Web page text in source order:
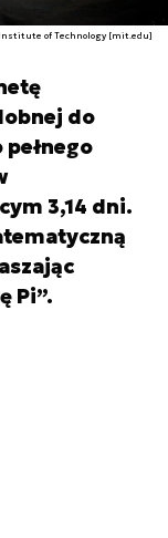
of Technology [mit.edu]
do
3,14 dni.
Pi”.